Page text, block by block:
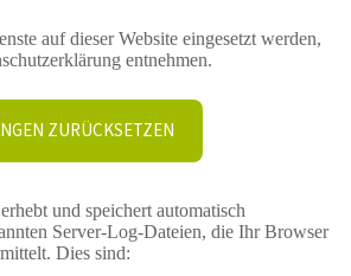
auf dieser Website eingesetzt werden,
entnehmen.
ZURÜCKSETZEN
und speichert automatisch
Server-Log-Dateien, die Ihr Browser
Dies sind: